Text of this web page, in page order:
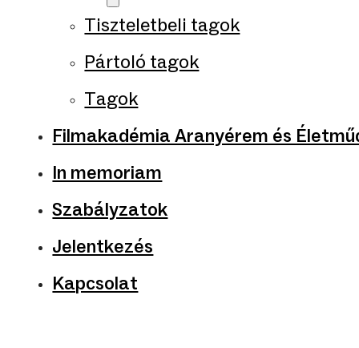
Tiszteletbeli tagok
Pártoló tagok
Tagok
Filmakadémia Aranyérem és
In memoriam
Szabályzatok
Jelentkezés
Kapcsolat